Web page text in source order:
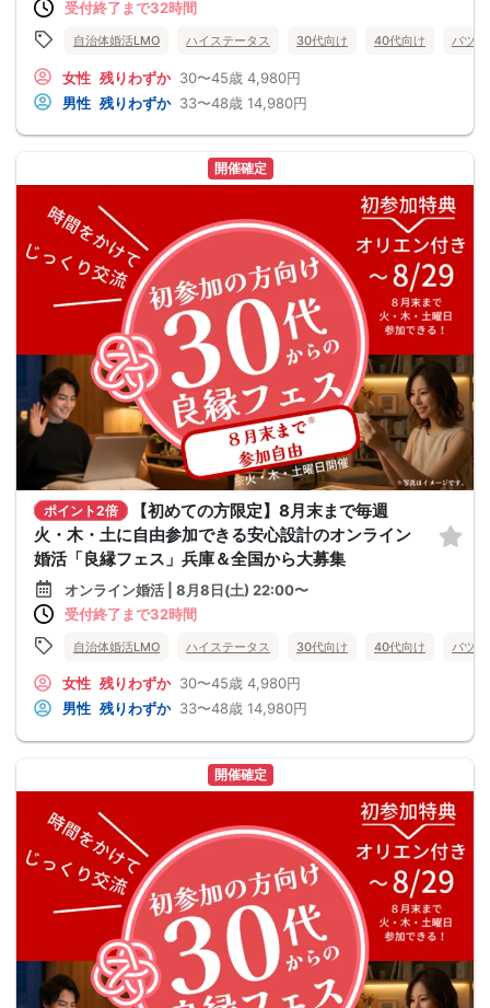
受付終了まで32時間
自治体婚活LMO ハイステータス 30代向け 40代向け バツ
女性 残りわずか 30〜45歳 4,980円
男性 残りわずか 33〜48歳 14,980円
開催確定
ポイント2倍
【初めての方限定】8月末まで毎週
火・木・土に自由参加できる安心設計のオンライン
婚活「良縁フェス」兵庫＆全国から大募集
オンライン婚活 | 8月8日(土) 22:00〜
受付終了まで32時間
自治体婚活LMO ハイステータス 30代向け 40代向け バツ
女性 残りわずか 30〜45歳 4,980円
男性 残りわずか 33〜48歳 14,980円
開催確定